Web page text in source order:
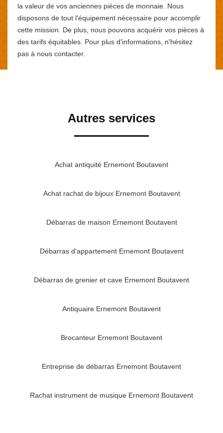
la valeur de vos anciennes pièces de monnaie. Nous
disposons de tout l'équipement nécessaire pour accomplir
cette mission. De plus, nous pouvons acquérir vos pièces à
des tarifs équitables. Pour plus d'informations, n'hésitez
pas à nous contacter.
Autres services
Achat antiquité Ernemont Boutavent
Achat rachat de bijoux Ernemont Boutavent
Débarras de maison Ernemont Boutavent
Débarras d'appartement Ernemont Boutavent
Débarras de grenier et cave Ernemont Boutavent
Antiquaire Ernemont Boutavent
Brocanteur Ernemont Boutavent
Entreprise de débarras Ernemont Boutavent
Rachat instrument de musique Ernemont Boutavent